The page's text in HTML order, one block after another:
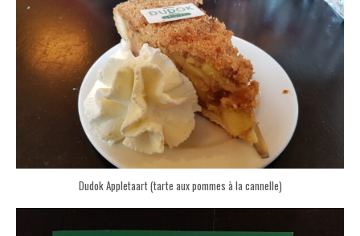
Dudok Appletaart (tarte aux pommes à la cannelle)